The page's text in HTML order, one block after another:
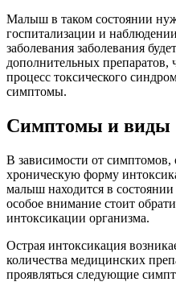
Малыш в таком состоянии
госпитализации и
заболевания заболевания
дополнительных препаратов,
процесс токсического
симптомы.
Симптомы и виды
В зависимости от
хроническую форму
малыш находится в
особое внимание стоит
интоксикации организма.
Острая интоксикация
количества медицинских
проявляться следующие